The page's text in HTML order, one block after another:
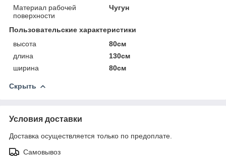
Материал рабочей
поверхности
Чугун
Пользовательские характеристики
высота
80см
длина
130см
ширина
80см
Скрыть
Условия доставки
Доставка осуществляется только по предоплате.
Самовывоз